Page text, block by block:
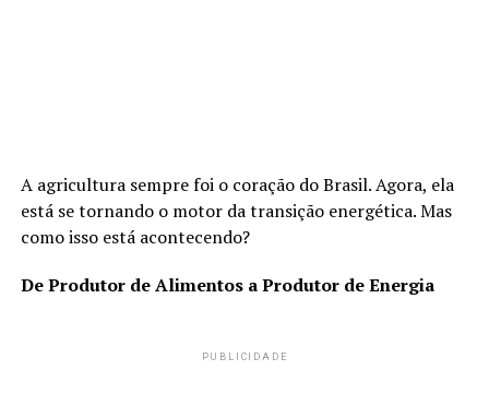
A agricultura sempre foi o coração do Brasil. Agora, ela
está se tornando o motor da transição energética. Mas
como isso está acontecendo?
De Produtor de Alimentos a Produtor de Energia
PUBLICIDADE